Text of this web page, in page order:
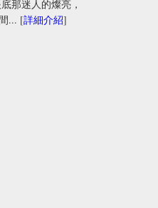
那迷人的燦亮，
... [詳細介紹]